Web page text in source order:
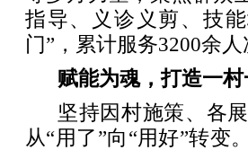
指导、义诊义剪、技
门”，累计服务3200余人
赋能为魂，打造一
坚持因村施策、各
从“用了”向“用好”转变